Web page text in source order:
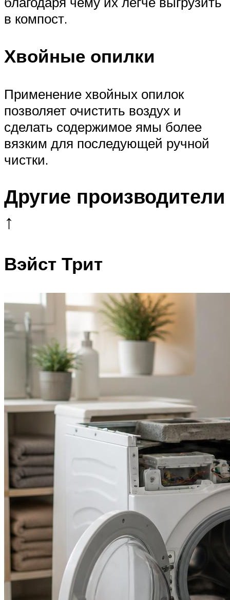
в компост.
Хвойные опилки
Применение хвойных опилок
позволяет очистить воздух и
сделать содержимое ямы более
вязким для последующей ручной
чистки.
Другие производители
↑
Вэйст Трит